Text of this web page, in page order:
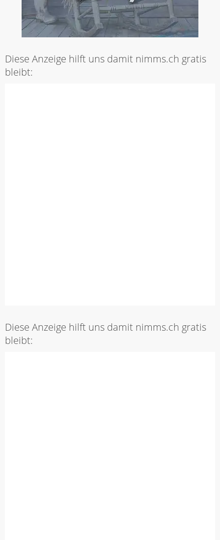
Diese Anzeige hilft uns damit nimms.ch gratis
bleibt:
Diese Anzeige hilft uns damit nimms.ch gratis
bleibt: